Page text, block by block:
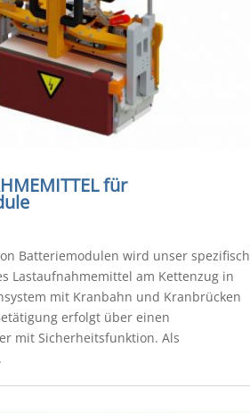
für
Batteriemodulen wird unser spezifisch
Lastaufnahmemittel am Kettenzug in
mit Kranbahn und Kranbrücken
erfolgt über einen
mit Sicherheitsfunktion. Als